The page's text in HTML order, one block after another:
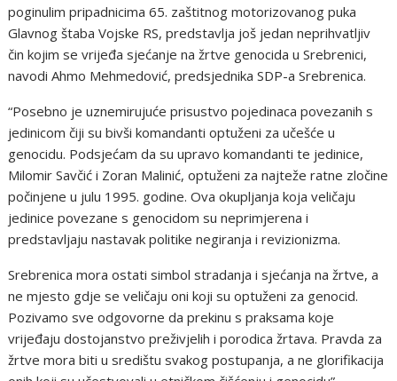
poginulim pripadnicima 65. zaštitnog motorizovanog puka
Glavnog štaba Vojske RS, predstavlja još jedan neprihvatljiv
čin kojim se vrijeđa sjećanje na žrtve genocida u Srebrenici,
navodi Ahmo Mehmedović, predsjednika SDP-a Srebrenica.
“Posebno je uznemirujuće prisustvo pojedinaca povezanih s
jedinicom čiji su bivši komandanti optuženi za učešće u
genocidu. Podsjećam da su upravo komandanti te jedinice,
Milomir Savčić i Zoran Malinić, optuženi za najteže ratne zločine
počinjene u julu 1995. godine. Ova okupljanja koja veličaju
jedinice povezane s genocidom su neprimjerena i
predstavljaju nastavak politike negiranja i revizionizma.
Srebrenica mora ostati simbol stradanja i sjećanja na žrtve, a
ne mjesto gdje se veličaju oni koji su optuženi za genocid.
Pozivamo sve odgovorne da prekinu s praksama koje
vrijeđaju dostojanstvo preživjelih i porodica žrtava. Pravda za
žrtve mora biti u središtu svakog postupanja, a ne glorifikacija